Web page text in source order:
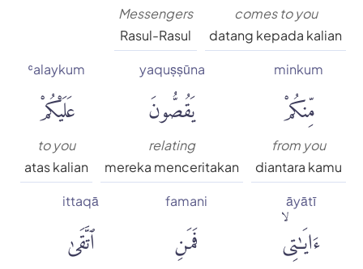
comes to you
datang kepada kalian
Messengers
Rasul-Rasul
minkum
مِّنكُمْ
from you
diantara kamu
yaquṣṣūna
يَقُصُّونَ
relating
mereka menceritakan
ʿalaykum
عَلَيْكُمْ
to you
atas kalian
āyātī
ءَايَٰتِىۙ
famani
فَمَنِ
ittaqā
ٱتَّقَىٰ